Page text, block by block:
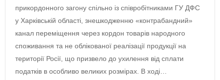
прикордонного загону спільно із співробітниками ГУ ДФС
у Харківській області, знешкодженню «контрабандний»
канал переміщення через кордон товарів народного
споживання та не облікованої реалізації продукції на
території Росії, що призвело до ухилення від сплати
податків в особливо великих розмірах. В ході…